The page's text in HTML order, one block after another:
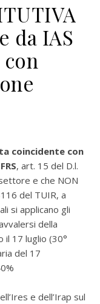
da IAS
coincidente con
, art. 15 del D.l.
e che NON
del TUIR, a
si applicano gli
della
17 luglio (30°
del 17
e dell’Irap sul